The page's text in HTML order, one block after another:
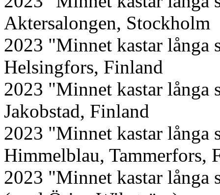
Aktersalongen, Stockholm
2023 "Minnet kastar långa
Helsingfors, Finland
2023 "Minnet kastar
Jakobstad, Finland
2023 "Minnet kastar långa
Himmelblau, Tammerfors,
2023 "Minnet kastar långa